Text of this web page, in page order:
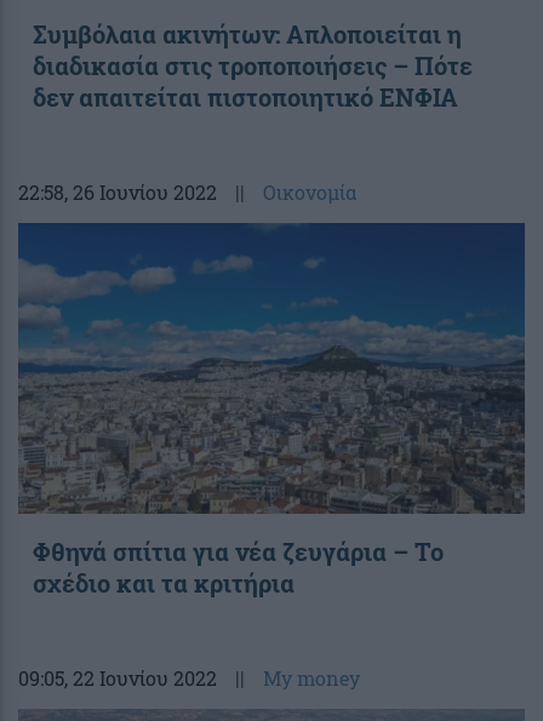
Συμβόλαια ακινήτων: Απλοποιείται η
διαδικασία στις τροποποιήσεις – Πότε
δεν απαιτείται πιστοποιητικό ΕΝΦΙΑ
22:58, 26 Ιουνίου 2022 || Οικονομία
Φθηνά σπίτια για νέα ζευγάρια – Το
σχέδιο και τα κριτήρια
09:05, 22 Ιουνίου 2022 || My money